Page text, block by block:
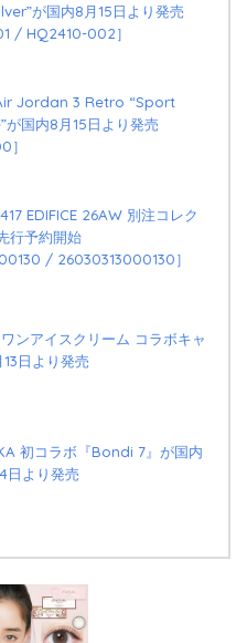
が国内8月15日より発売
/ HQ2410-002］
Jordan 3 Retro “Sport
国内8月15日より発売
］
EDIFICE 26AW 別注コレク
行予約開始
/ 26030313000130］
ンアイスクリーム コラボキャ
日より発売
初コラボ『Bondi 7』が国内
日より発売